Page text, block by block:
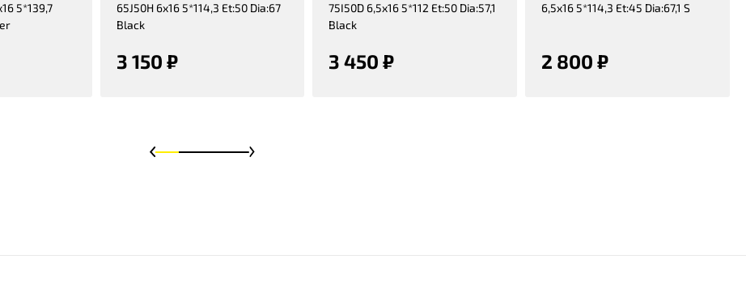
5*139,7
65J50H 6x16 5*114,3 Et:50 Dia:67
Black
3 150 ₽
75I50D 6,5x16 5*112 Et:50 Dia:57,1
Black
3 450 ₽
6,5x16 5*114,3 Et:45 Dia:67,1 S
2 800 ₽